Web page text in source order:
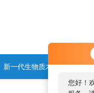
您好！
新一代生物质木屑颗粒燃烧